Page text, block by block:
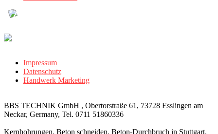
Impressum
Datenschutz
Handwerk Marketing
BBS TECHNIK GmbH , Obertorstraße 61, 73728 Esslingen am
Neckar, Germany, Tel. 0711 51860336
Kernbohrungen, Beton schneiden, Beton-Durchbruch in Stuttgart,